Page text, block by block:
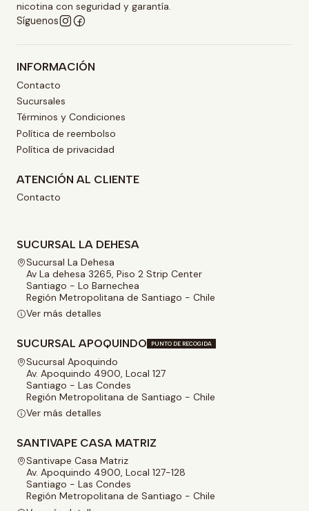
nicotina con seguridad y garantía.
Síguenos
INFORMACIÓN
Contacto
Sucursales
Términos y Condiciones
Política de reembolso
Política de privacidad
ATENCIÓN AL CLIENTE
Contacto
SUCURSAL LA DEHESA
Sucursal La Dehesa
Av La dehesa 3265, Piso 2 Strip Center
Santiago - Lo Barnechea
Región Metropolitana de Santiago - Chile
Ver más detalles
SUCURSAL APOQUINDO PUNTO DE RECOGIDA
Sucursal Apoquindo
Av. Apoquindo 4900, Local 127
Santiago - Las Condes
Región Metropolitana de Santiago - Chile
Ver más detalles
SANTIVAPE CASA MATRIZ
Santivape Casa Matriz
Av. Apoquindo 4900, Local 127-128
Santiago - Las Condes
Región Metropolitana de Santiago - Chile